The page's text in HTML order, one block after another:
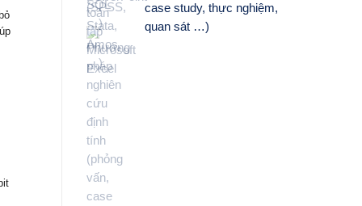
case study, thực nghiệm,
quan sát …)